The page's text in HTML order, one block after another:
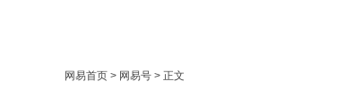
网易首页 > 网易号 > 正文